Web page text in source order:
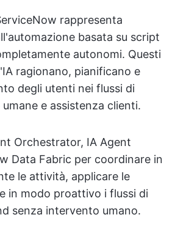
rappresenta
basata su script
autonomi. Questi
ragionano, pianificano e
degli utenti nei flussi di
e assistenza clienti.
Orchestrator, IA Agent
Data Fabric per coordinare in
le attività, applicare le
in modo proattivo i flussi di
senza intervento umano.